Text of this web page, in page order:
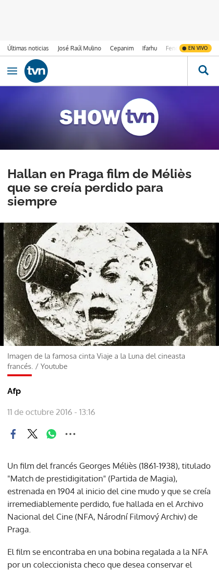
Últimas noticias José Raúl Mulino Cepanim Ifarhu Fenómeno de El
EN VIVO
Ir al contenido
Obrir navegació
Hallan en Praga film de Méliès
que se creía perdido para
siempre
Imagen de la famosa cinta Viaje a la Luna del cineasta
francés. / Youtube
Afp
11 de octubre 2016 - 13:16
Un film del francés Georges Méliès (1861-1938), titulado
"Match de prestidigitation" (Partida de Magia),
estrenada en 1904 al inicio del cine mudo y que se creía
irremediablemente perdido, fue hallada en el Archivo
Nacional del Cine (NFA, Národní Filmový Archiv) de
Praga.
El film se encontraba en una bobina regalada a la NFA
por un coleccionista checo que desea conservar el